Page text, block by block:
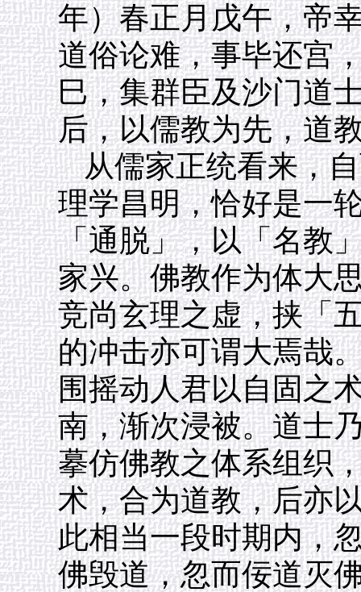
年）春正月戊午，帝
道俗论难，事毕还宫
巳，集群臣及沙门道
后，以儒教为先，道
从儒家正统看来，
理学昌明，恰好是一
「通脱」，以「名教
家兴。佛教作为体大
竞尚玄理之虚，挟「
的冲击亦可谓大焉哉
围摇动人君以自固之
南，渐次浸被。道士
摹仿佛教之体系组织
术，合为道教，后亦
此相当一段时期内，
佛毁道，忽而佞道灭